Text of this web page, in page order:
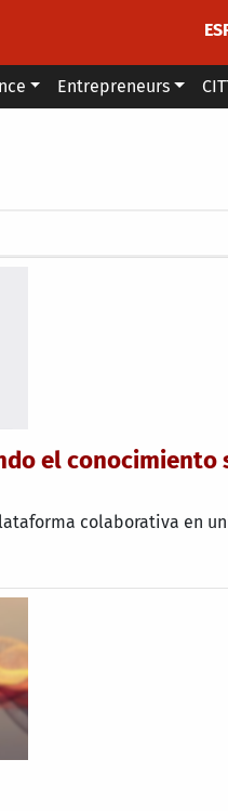
Entrepreneurs
el
colaborativa en